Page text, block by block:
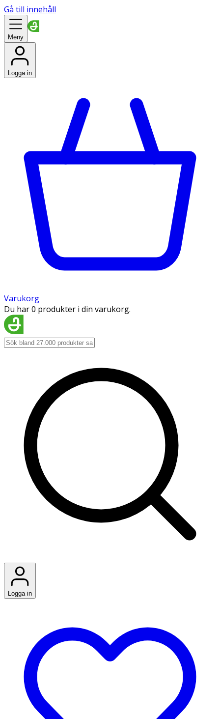
Gå till innehåll
Meny
Logga in
Varukorg
Du har 0 produkter i din varukorg.
Logga in